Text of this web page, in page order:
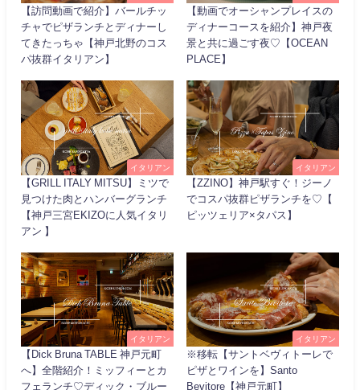
【訪問動画で紹介】バールチッ
チャでピザランチとディナーし
てきたっちゃ【神戸北野のコス
パ抜群イタリアン】
【動画でオーシャンプレイスの
ディナーコースを紹介】神戸夜
景と共に過ごす夜♡【OCEAN
PLACE】
イタリアン
【GRILL ITALY MITSU】ミツで
見つけた肉とハンバーグランチ
【神戸三宮EKIZOに人気イタリ
アン 】
イタリアン
【ZZINO】神戸駅すぐ！ジーノ
でコスパ抜群ピザランチを♡【
ピッツェリア×タパス】
イタリアン
【Dick Bruna TABLE 神戸元町
へ】全階紹介！ミッフィーとカ
フェランチ♡ディック・ブルー
イタリアン
※移転【サントベヴィトーレで
ピザとワインを】Santo
Bevitore【神戸元町】